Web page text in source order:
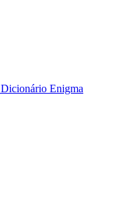
Dicionário Enigma